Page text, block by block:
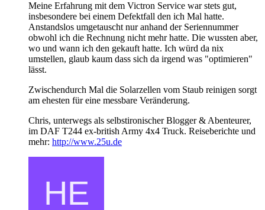
Meine Erfahrung mit dem Victron Service war stets gut,
insbesondere bei einem Defektfall den ich Mal hatte.
Anstandslos umgetauscht nur anhand der Seriennummer
obwohl ich die Rechnung nicht mehr hatte. Die wussten aber,
wo und wann ich den gekauft hatte. Ich würd da nix
umstellen, glaub kaum dass sich da irgend was "optimieren"
lässt.
Zwischendurch Mal die Solarzellen vom Staub reinigen sorgt
am ehesten für eine messbare Veränderung.
Chris, unterwegs als selbstironischer Blogger & Abenteurer,
im DAF T244 ex-british Army 4x4 Truck. Reiseberichte und
mehr: http://www.25u.de